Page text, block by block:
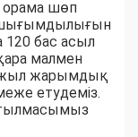
орама шөп
шығымдылығын
120 бас асыл
малмен
жыл жарымдық
етудеміз.